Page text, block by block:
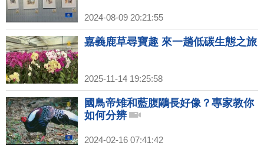
2024-08-09 20:21:55
嘉義鹿草尋寶趣 來一趟低碳生態之旅
2025-11-14 19:25:58
國鳥帝雉和藍腹鷴長好像？專家教你
如何分辨
2024-02-16 07:41:42